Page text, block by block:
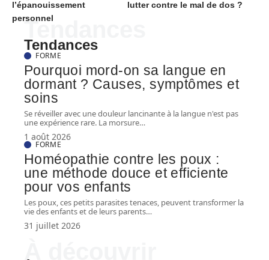
l’épanouissement
personnel
lutter contre le mal de dos ?
Tendances
Tendances
FORME
Pourquoi mord-on sa langue en
dormant ? Causes, symptômes et
soins
Se réveiller avec une douleur lancinante à la langue n'est pas
une expérience rare. La morsure…
1 août 2026
FORME
Homéopathie contre les poux :
une méthode douce et efficiente
pour vos enfants
Les poux, ces petits parasites tenaces, peuvent transformer la
vie des enfants et de leurs parents…
31 juillet 2026